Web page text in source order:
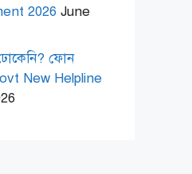
2026 June
ফোন
New Helpline